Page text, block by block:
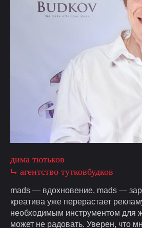
дима тютьков
⮡ агентство тутковбудков
mads — вдохновение, mads —
креатива уже перерастает
необходимым инструментом для
может не радовать. Уверен, что